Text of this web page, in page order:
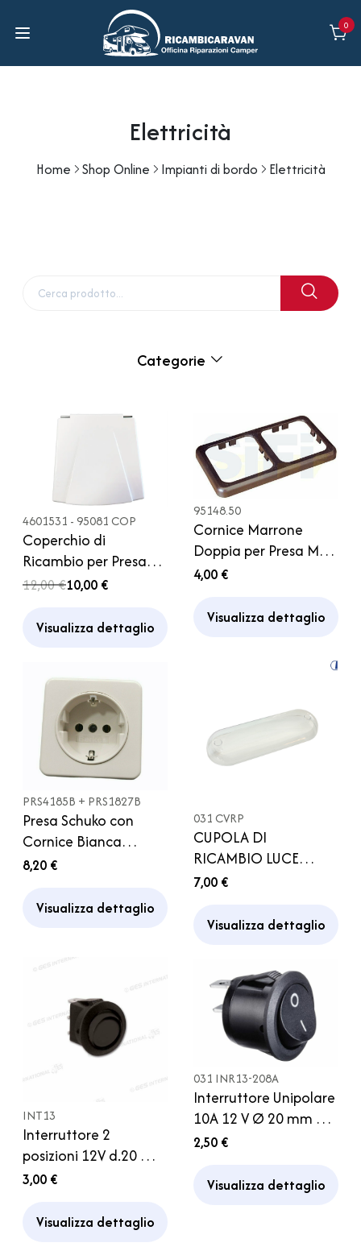
0
Elettricità
Home Shop Online Impianti di bordo Elettricità
Categorie
4601531 - 95081 COP
Coperchio di
Ricambio per Presa
Esterna corrente
12,00 €10,00 €
Visualizza dettaglio
95148.50
Cornice Marrone
Doppia per Presa MAC
2P CBE Caravan
4,00 €
Visualizza dettaglio
PRS4185B + PRS1827B
Presa Schuko con
Cornice Bianca
Bagno Barca Camper
8,20 €
Visualizza dettaglio
031 CVRP
CUPOLA DI
RICAMBIO LUCE
ESTERNA VERALUX
7,00 €
Visualizza dettaglio
INT13
Interruttore 2
posizioni 12V d.20 mm
Camper Auto
3,00 €
Visualizza dettaglio
031 INR13-208A
Interruttore Unipolare
10A 12 V Ø 20 mm 2
posizioni per Auto
2,50 €
Visualizza dettaglio